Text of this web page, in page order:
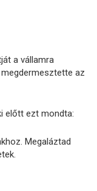
a vállamra
az
előtt ezt mondta:
Megaláztad